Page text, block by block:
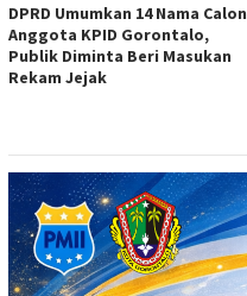
DPRD Umumkan 14 Nama Calon
Anggota KPID Gorontalo,
Publik Diminta Beri Masukan
Rekam Jejak